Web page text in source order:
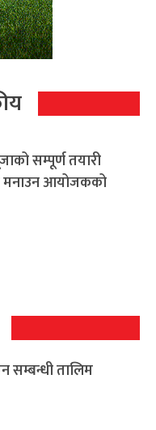
सम्पूर्ण तयारी
मनाउन आयोजकको
सम्बन्धी तालिम